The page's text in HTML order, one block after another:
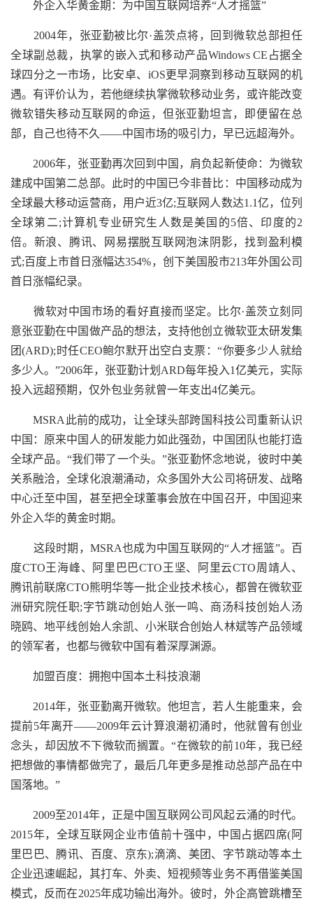
外企入华黄金期：为中国互联网培养“人才摇篮”
2004年，张亚勤被比尔·盖茨点将，回到微软总部担任
全球副总裁，执掌的嵌入式和移动产品Windows CE占据全
球四分之一市场，比安卓、iOS更早洞察到移动互联网的机
遇。有评价认为，若他继续执掌微软移动业务，或许能改变
微软错失移动互联网的命运，但张亚勤坦言，即便留在总
部，自己也待不久——中国市场的吸引力，早已远超海外。
2006年，张亚勤再次回到中国，肩负起新使命：为微软
建成中国第二总部。此时的中国已今非昔比：中国移动成为
全球最大移动运营商，用户近3亿;互联网人数达1.1亿，位列
全球第二;计算机专业研究生人数是美国的5倍、印度的2
倍。新浪、腾讯、网易摆脱互联网泡沫阴影，找到盈利模
式;百度上市首日涨幅达354%，创下美国股市213年外国公司
首日涨幅纪录。
微软对中国市场的看好直接而坚定。比尔·盖茨立刻同
意张亚勤在中国做产品的想法，支持他创立微软亚太研发集
团(ARD);时任CEO鲍尔默开出空白支票：“你要多少人就给
多少人。”2006年，张亚勤计划ARD每年投入1亿美元，实际
投入远超预期，仅外包业务就曾一年支出4亿美元。
MSRA此前的成功，让全球头部跨国科技公司重新认识
中国：原来中国人的研发能力如此强劲，中国团队也能打造
全球产品。“我们带了一个头。”张亚勤怀念地说，彼时中美
关系融洽，全球化浪潮涌动，众多国外大公司将研发、战略
中心迁至中国，甚至把全球董事会放在中国召开，中国迎来
外企入华的黄金时期。
这段时期，MSRA也成为中国互联网的“人才摇篮”。百
度CTO王海峰、阿里巴巴CTO王坚、阿里云CTO周靖人、
腾讯前联席CTO熊明华等一批企业技术核心，都曾在微软亚
洲研究院任职;字节跳动创始人张一鸣、商汤科技创始人汤
晓鸥、地平线创始人余凯、小米联合创始人林斌等产品领域
的领军者，也都与微软中国有着深厚渊源。
加盟百度：拥抱中国本土科技浪潮
2014年，张亚勤离开微软。他坦言，若人生能重来，会
提前5年离开——2009年云计算浪潮初涌时，他就曾有创业
念头，却因放不下微软而搁置。“在微软的前10年，我已经
把想做的事情都做完了，最后几年更多是推动总部产品在中
国落地。”
2009至2014年，正是中国互联网公司风起云涌的时代。
2015年，全球互联网企业市值前十强中，中国占据四席(阿
里巴巴、腾讯、百度、京东);滴滴、美团、字节跳动等本土
企业迅速崛起，其打车、外卖、短视频等业务不再借鉴美国
模式，反而在2025年成功输出海外。彼时，外企高管跳槽至